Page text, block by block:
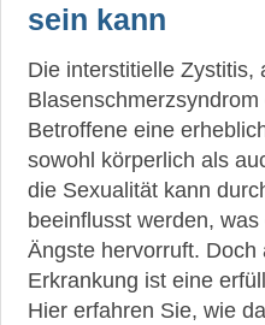
sein kann
Die interstitielle Zystitis,
Betroffene eine
sowohl körperlich als
die Sexualität kann
beeinflusst werden,
Ängste hervorruft. Doch
Erkrankung ist eine
Hier erfahren Sie, wie